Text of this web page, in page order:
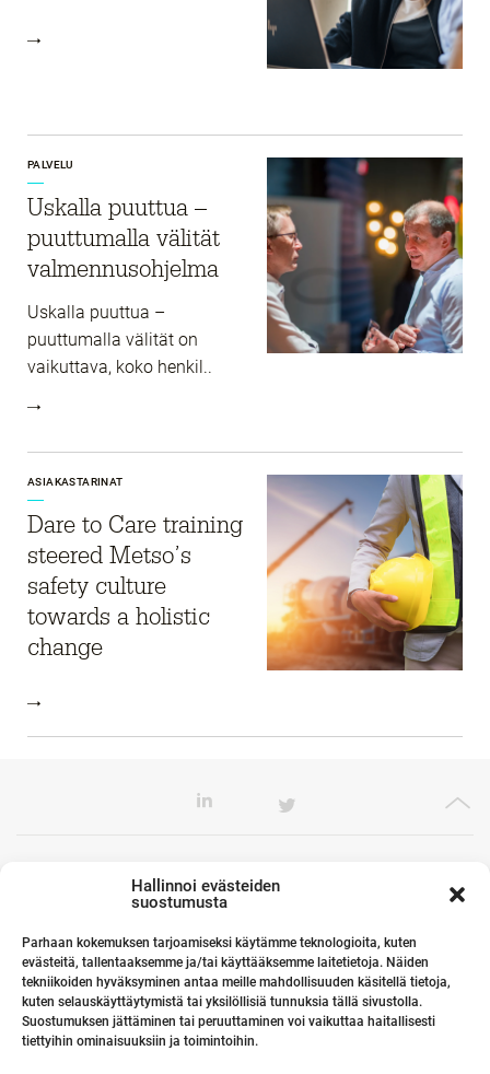
Hallinnoi evästeiden
suostumusta
Parhaan kokemuksen tarjoamiseksi käytämme teknologioita, kuten
evästeitä, tallentaaksemme ja/tai käyttääksemme laitetietoja. Näiden
tekniikoiden hyväksyminen antaa meille mahdollisuuden käsitellä tietoja,
kuten selauskäyttäytymistä tai yksilöllisiä tunnuksia tällä sivustolla.
Suostumuksen jättäminen tai peruuttaminen voi vaikuttaa haitallisesti
tiettyihin ominaisuuksiin ja toimintoihin.
PALVELU
Uskalla puuttua –
puuttumalla välität
valmennusohjelma​
Uskalla puuttua –
puuttumalla välität on
vaikuttava, koko henkil..
ASIAKASTARINAT
Dare to Care training
steered Metso’s
safety culture
towards a holistic
change
Toimistomme Euroopassa
Kumppanimme maailmalla